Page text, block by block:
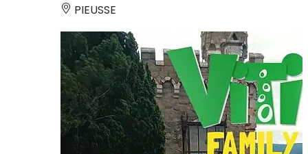
PIEUSSE